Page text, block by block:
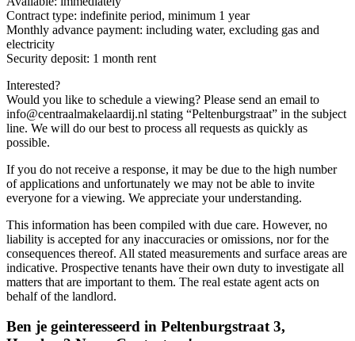
Contract type: indefinite period, minimum 1 year
Monthly advance payment: including water, excluding gas and
electricity
Security deposit: 1 month rent
Interested?
Would you like to schedule a viewing? Please send an email to
info@centraalmakelaardij.nl stating “Peltenburgstraat” in the subject
line. We will do our best to process all requests as quickly as
possible.
If you do not receive a response, it may be due to the high number
of applications and unfortunately we may not be able to invite
everyone for a viewing. We appreciate your understanding.
This information has been compiled with due care. However, no
liability is accepted for any inaccuracies or omissions, nor for the
consequences thereof. All stated measurements and surface areas are
indicative. Prospective tenants have their own duty to investigate all
matters that are important to them. The real estate agent acts on
behalf of the landlord.
Ben je geinteresseerd in Peltenburgstraat 3,